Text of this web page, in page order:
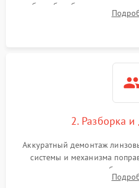
работы барабанчиков ввода
параллакса и зума.
2. Разборка и
Аккуратный демонтаж
системы и механизма
внутренних резьбовых
уплотнительных колец.